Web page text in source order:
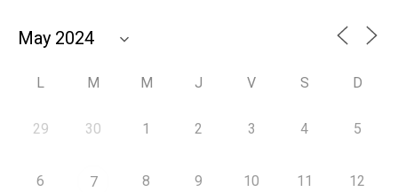
L M M J V S D
29 30 1 2 3 4 5
6 7 8 9 10 11 12